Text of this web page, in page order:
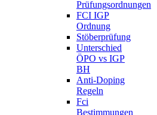
Prüfungsordnungen
FCI IGP
Ordnung
Stöberprüfung
Unterschied
ÖPO vs IGP
BH
Anti-Doping
Regeln
Fci
Bestimmungen